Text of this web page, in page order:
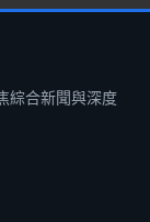
綜合新聞與深度